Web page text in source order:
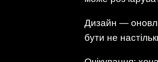
Дизайн —
бути не